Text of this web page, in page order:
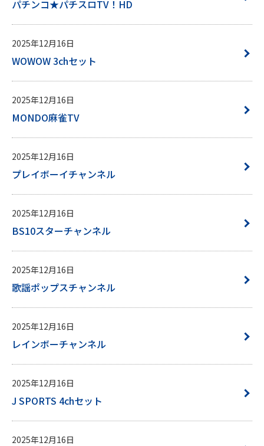
パチンコ★パチスロTV！HD
2025年12月16日
WOWOW 3chセット
2025年12月16日
MONDO麻雀TV
2025年12月16日
プレイボーイチャンネル
2025年12月16日
BS10スターチャンネル
2025年12月16日
歌謡ポップスチャンネル
2025年12月16日
レインボーチャンネル
2025年12月16日
J SPORTS 4chセット
2025年12月16日